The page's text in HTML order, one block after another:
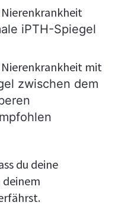
iPTH-Spiegel
mit
zwischen dem
du deine